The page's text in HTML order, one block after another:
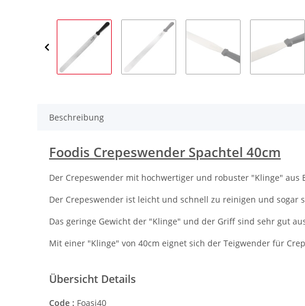
Beschreibung
Foodis Crepeswender Spachtel 40cm
Der Crepeswender mit hochwertiger und robuster "Klinge" aus
Der Crepeswender ist leicht und schnell zu reinigen und sogar
Das geringe Gewicht der "Klinge" und der Griff sind sehr gut
Mit einer "Klinge" von 40cm eignet sich der Teigwender für
Übersicht Details
Code : Foasi40